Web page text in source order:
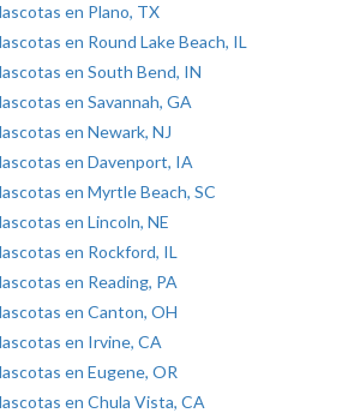
en Plano, TX
en Round Lake Beach, IL
en South Bend, IN
en Savannah, GA
en Newark, NJ
en Davenport, IA
en Myrtle Beach, SC
en Lincoln, NE
en Rockford, IL
en Reading, PA
en Canton, OH
en Irvine, CA
en Eugene, OR
en Chula Vista, CA